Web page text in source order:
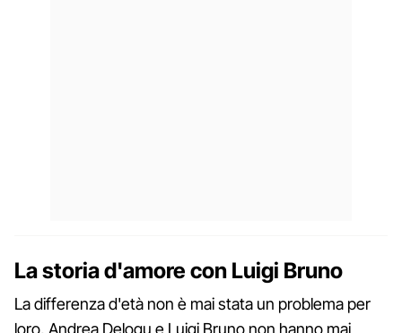
La storia d'amore con Luigi Bruno
La differenza d'età non è mai stata un problema per